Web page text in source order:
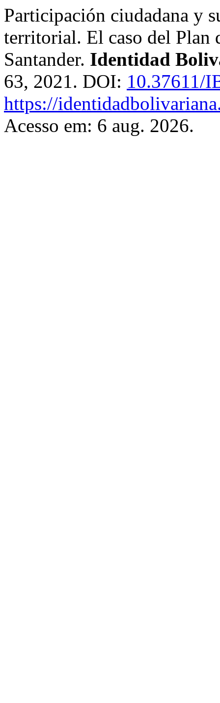
Participación ciudadana y
territorial. El caso del Plan
Santander. Identidad
63, 2021. DOI: 10.37611/
https://
Acesso em: 6 aug. 2026.